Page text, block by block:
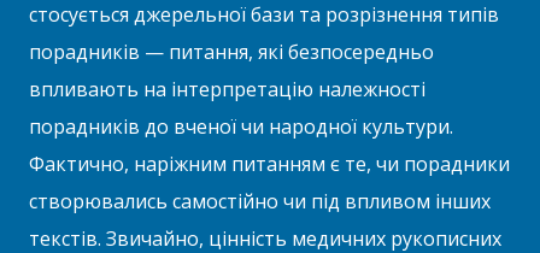
стосується джерельної бази та розрізнення типів
порадників — питання, які безпосередньо
впливають на інтерпретацію належності
порадників до вченої чи народної культури.
Фактично, наріжним питанням є те, чи порадники
створювались самостійно чи під впливом інших
текстів. Звичайно, цінність медичних рукописних